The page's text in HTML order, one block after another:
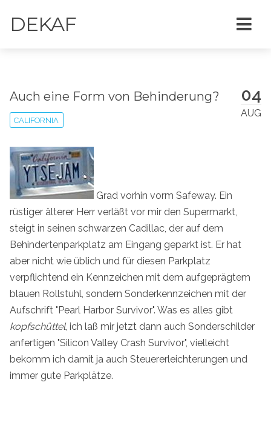
DEKAF
04
AUG
Auch eine Form von Behinderung?
CALIFORNIA
Grad vorhin vorm Safeway. Ein
rüstiger älterer Herr verläßt vor mir den Supermarkt,
steigt in seinen schwarzen Cadillac, der auf dem
Behindertenparkplatz am Eingang geparkt ist. Er hat
aber nicht wie üblich und für diesen Parkplatz
verpflichtend ein Kennzeichen mit dem aufgeprägtem
blauen Rollstuhl, sondern Sonderkennzeichen mit der
Aufschrift "Pearl Harbor Survivor". Was es alles gibt
kopfschüttel, ich laß mir jetzt dann auch Sonderschilder
anfertigen "Silicon Valley Crash Survivor", vielleicht
bekomm ich damit ja auch Steuererleichterungen und
immer gute Parkplätze.